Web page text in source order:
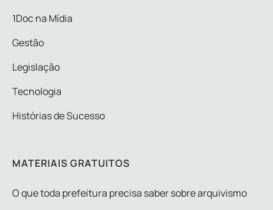
1Doc na Mídia
Gestão
Legislação
Tecnologia
Histórias de Sucesso
MATERIAIS GRATUITOS
O que toda prefeitura precisa saber sobre arquivismo